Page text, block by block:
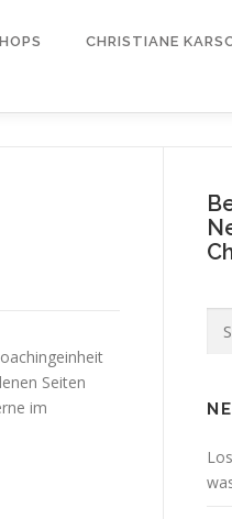
CHRISTIANE
Seiten
im